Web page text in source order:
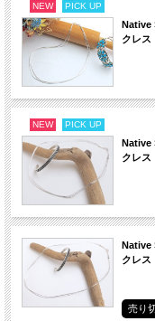
NEW PICK UP
Native
クレ
NEW PICK UP
Native
クレ
Native
クレ
売り